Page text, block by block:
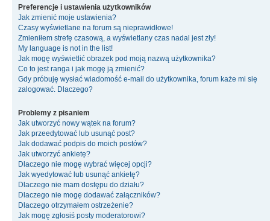
Preferencje i ustawienia użytkowników
Jak zmienić moje ustawienia?
Czasy wyświetlane na forum są nieprawidłowe!
Zmieniłem strefę czasową, a wyświetlany czas nadal jest zły!
My language is not in the list!
Jak mogę wyświetlić obrazek pod moją nazwą użytkownika?
Co to jest ranga i jak mogę ją zmienić?
Gdy próbuję wysłać wiadomość e-mail do użytkownika, forum każe mi się
zalogować. Dlaczego?
Problemy z pisaniem
Jak utworzyć nowy wątek na forum?
Jak przeedytować lub usunąć post?
Jak dodawać podpis do moich postów?
Jak utworzyć ankietę?
Dlaczego nie mogę wybrać więcej opcji?
Jak wyedytować lub usunąć ankietę?
Dlaczego nie mam dostępu do działu?
Dlaczego nie mogę dodawać załączników?
Dlaczego otrzymałem ostrzeżenie?
Jak mogę zgłosiś posty moderatorowi?